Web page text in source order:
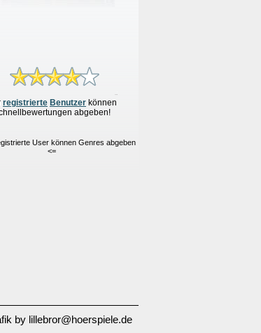
registrierte Benutzer können
abgeben!
User können Genres abgeben
<=
by lillebror@hoerspiele.de